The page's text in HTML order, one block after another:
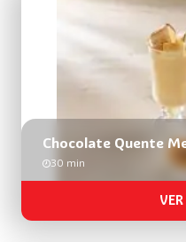
Chocolate Quente
30 min